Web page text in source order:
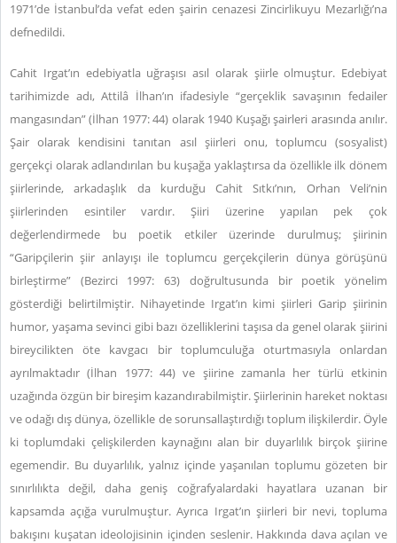
1971’de İstanbul’da vefat eden şairin cenazesi Zincirlikuyu Mezarlığı’na
defnedildi.
Cahit Irgat’ın edebiyatla uğraşısı asıl olarak şiirle olmuştur. Edebiyat
tarihimizde adı, Attilâ İlhan’ın ifadesiyle “gerçeklik savaşının fedailer
mangasından” (İlhan 1977: 44) olarak 1940 Kuşağı şairleri arasında anılır.
Şair olarak kendisini tanıtan asıl şiirleri onu, toplumcu (sosyalist)
gerçekçi olarak adlandırılan bu kuşağa yaklaştırsa da özellikle ilk dönem
şiirlerinde, arkadaşlık da kurduğu Cahit Sıtkı’nın, Orhan Veli’nin
şiirlerinden esintiler vardır. Şiiri üzerine yapılan pek çok
değerlendirmede bu poetik etkiler üzerinde durulmuş; şiirinin
“Garipçilerin şiir anlayışı ile toplumcu gerçekçilerin dünya görüşünü
birleştirme” (Bezirci 1997: 63) doğrultusunda bir poetik yönelim
gösterdiği belirtilmiştir. Nihayetinde Irgat’ın kimi şiirleri Garip şiirinin
humor, yaşama sevinci gibi bazı özelliklerini taşısa da genel olarak şiirini
bireycilikten öte kavgacı bir toplumculuğa oturtmasıyla onlardan
ayrılmaktadır (İlhan 1977: 44) ve şiirine zamanla her türlü etkinin
uzağında özgün bir bireşim kazandırabilmiştir. Şiirlerinin hareket noktası
ve odağı dış dünya, özellikle de sorunsallaştırdığı toplum ilişkilerdir. Öyle
ki toplumdaki çelişkilerden kaynağını alan bir duyarlılık birçok şiirine
egemendir. Bu duyarlılık, yalnız içinde yaşanılan toplumu gözeten bir
sınırlılıkta değil, daha geniş coğrafyalardaki hayatlara uzanan bir
kapsamda açığa vurulmuştur. Ayrıca Irgat’ın şiirleri bir nevi, topluma
bakışını kuşatan ideolojisinin içinden seslenir. Hakkında dava açılan ve